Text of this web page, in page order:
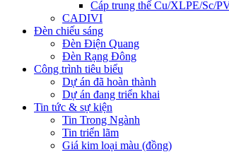
Cáp trung thế Cu/XLPE/Sc/
CADIVI
Đèn chiếu sáng
Đèn Điện Quang
Đèn Rạng Đông
Công trình tiêu biểu
Dự án đã hoàn thành
Dự án đang triển khai
Tin tức & sự kiện
Tin Trong Ngành
Tin triển lãm
Giá kim loại màu (đồng)